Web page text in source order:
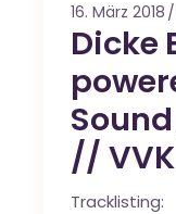
16. März 2018
Dicke
//
Tracklisting: